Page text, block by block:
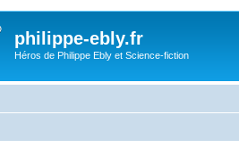
philippe-ebly.fr
Héros de Philippe Ebly et Science-fiction